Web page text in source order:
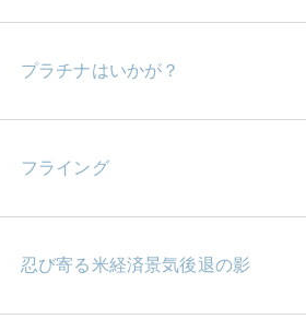
プラチナはいかが？
フライング
忍び寄る米経済景気後退の影